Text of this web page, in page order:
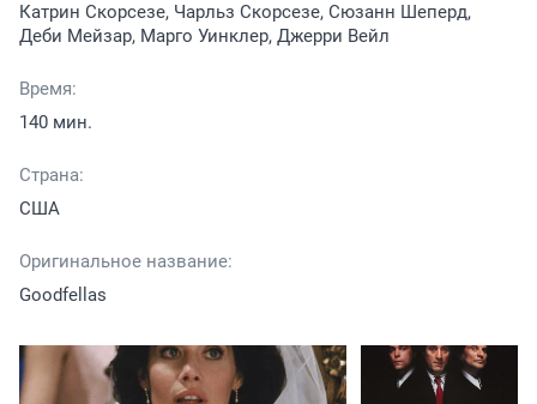
Катрин Скорсезе, Чарльз Скорсезе, Сюзанн Шеперд,
Деби Мейзар, Марго Уинклер, Джерри Вейл
Время:
140 мин.
Страна:
США
Оригинальное название:
Goodfellas